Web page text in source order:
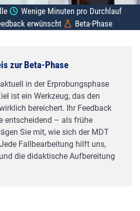
Wenige Minuten pro Durchlauf
erwünscht
Beta-Phase
zur Beta-Phase
in der Erprobungsphase
ist ein Werkzeug, das den
bereichert. Ihr Feedback
entscheidend – als frühe
Sie mit, wie sich der MDT
Fallbearbeitung hilft uns,
die didaktische Aufbereitung